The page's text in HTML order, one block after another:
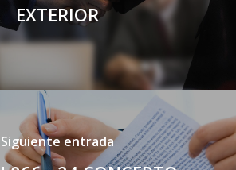
EXTERIOR
Siguiente entrada